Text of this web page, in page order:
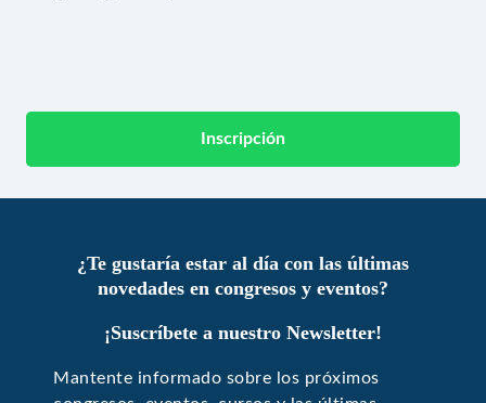
Inscripción
¿Te gustaría estar al día con las últimas
novedades en congresos y eventos?
¡Suscríbete a nuestro Newsletter!
Mantente informado sobre los próximos